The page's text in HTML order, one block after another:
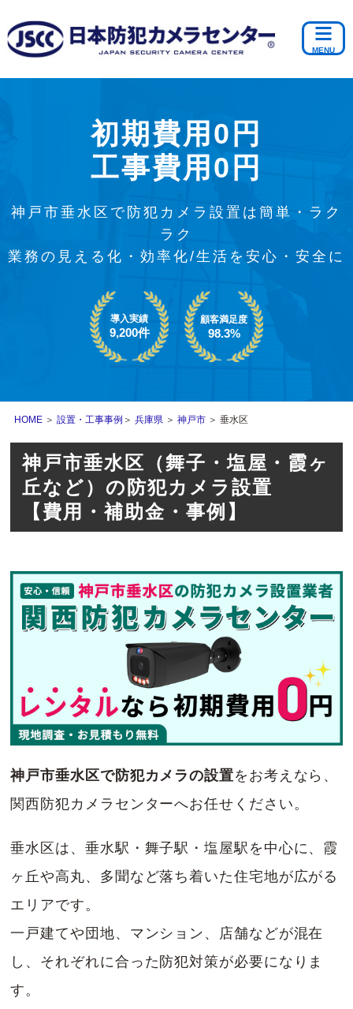
初期費用0円
工事費用0円
神戸市垂水区で防犯カメラ設置は簡単・ラク
ラク
業務の見える化・効率化/生活を安心・安全に
導入実績
9,200件
顧客満足度
98.3%
HOME ＞設置・工事事例 ＞兵庫県 ＞神戸市 ＞ 垂水区
神戸市垂水区（舞子・塩屋・霞ヶ
丘など）の防犯カメラ設置
【費用・補助金・事例】
神戸市垂水区で防犯カメラの設置をお考えなら、
関西防犯カメラセンターへお任せください。
垂水区は、垂水駅・舞子駅・塩屋駅を中心に、霞
ヶ丘や高丸、多聞など落ち着いた住宅地が広がる
エリアです。
一戸建てや団地、マンション、店舗などが混在
し、それぞれに合った防犯対策が必要になりま
す。